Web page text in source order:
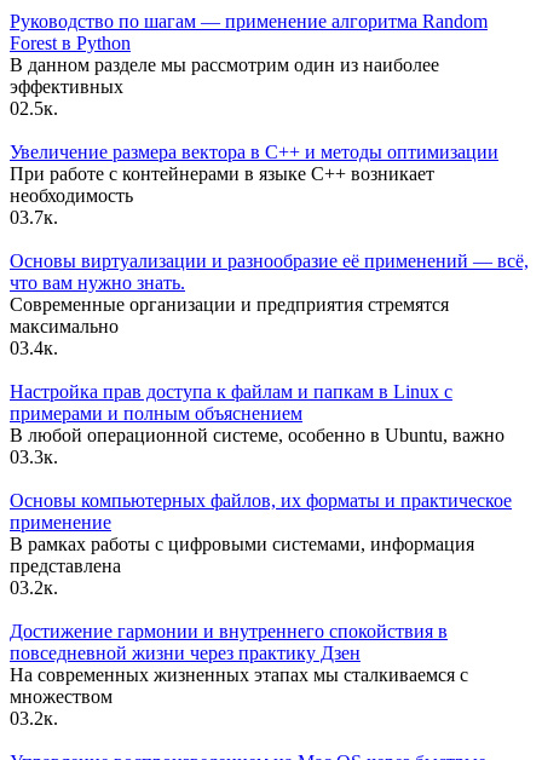
Руководство по шагам — применение алгоритма Random
Forest в Python
В данном разделе мы рассмотрим один из наиболее
эффективных
02.5к.
Увеличение размера вектора в C++ и методы оптимизации
При работе с контейнерами в языке C++ возникает
необходимость
03.7к.
Основы виртуализации и разнообразие её применений — всё,
что вам нужно знать.
Современные организации и предприятия стремятся
максимально
03.4к.
Настройка прав доступа к файлам и папкам в Linux с
примерами и полным объяснением
В любой операционной системе, особенно в Ubuntu, важно
03.3к.
Основы компьютерных файлов, их форматы и практическое
применение
В рамках работы с цифровыми системами, информация
представлена
03.2к.
Достижение гармонии и внутреннего спокойствия в
повседневной жизни через практику Дзен
На современных жизненных этапах мы сталкиваемся с
множеством
03.2к.